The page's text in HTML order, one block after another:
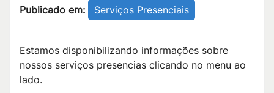
Publicado em: Serviços Presenciais
Estamos disponibilizando informações sobre
nossos serviços presencias clicando no menu ao
lado.